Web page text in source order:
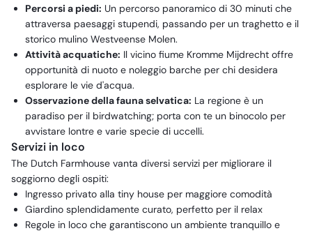
Percorsi a piedi: Un percorso panoramico di 30 minuti che
attraversa paesaggi stupendi, passando per un traghetto e il
storico mulino Westveense Molen.
Attività acquatiche: Il vicino fiume Kromme Mijdrecht offre
opportunità di nuoto e noleggio barche per chi desidera
esplorare le vie d'acqua.
Osservazione della fauna selvatica: La regione è un
paradiso per il birdwatching; porta con te un binocolo per
avvistare lontre e varie specie di uccelli.
Servizi in loco
The Dutch Farmhouse vanta diversi servizi per migliorare il
soggiorno degli ospiti:
Ingresso privato alla tiny house per maggiore comodità
Giardino splendidamente curato, perfetto per il relax
Regole in loco che garantiscono un ambiente tranquillo e